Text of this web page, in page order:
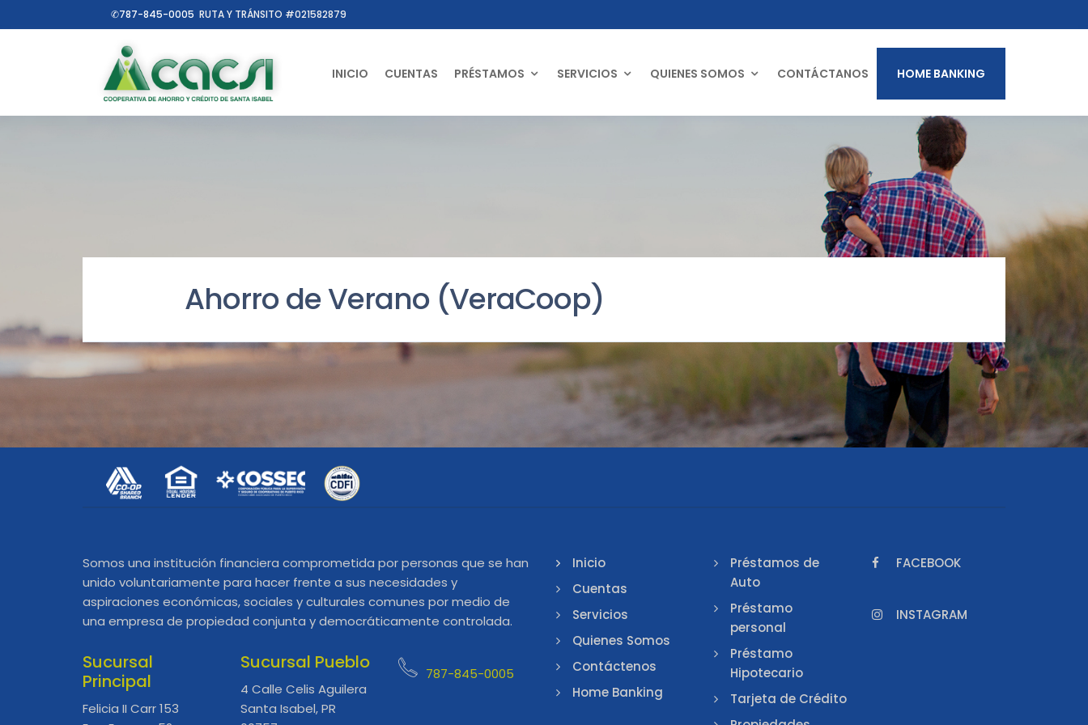
✆787-845-0005 RUTA Y TRÁNSITO #021582879
INICIO CUENTAS PRÉSTAMOS SERVICIOS QUIENES SOMOS CONTÁCTANOS HOME BANKING
Ahorro de Verano (VeraCoop)
Somos una institución financiera comprometida por personas que se han
unido voluntariamente para hacer frente a sus necesidades y
aspiraciones económicas, sociales y culturales comunes por medio de
una empresa de propiedad conjunta y democráticamente controlada.
Sucursal
Principal
Felicia II Carr 153
Sucursal Pueblo
4 Calle Celis Aguilera
Santa Isabel, PR
787-845-0005
Inicio
Cuentas
Servicios
Quienes Somos
Contáctenos
Home Banking
Préstamos de
Auto
Préstamo
personal
Préstamo
Hipotecario
Tarjeta de Crédito
FACEBOOK
INSTAGRAM